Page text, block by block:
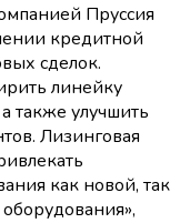
Пруссия
кредитной
сделок.
линейку
также улучшить
Лизинговая
как новой, так